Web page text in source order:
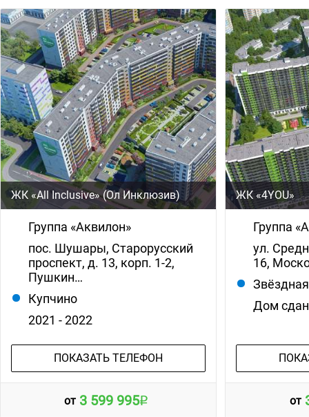
ЖК «All Inclusive» (Ол Инклюзив)
Группа «Аквилон»
пос. Шушары, Старорусский
проспект, д. 13, корп. 1-2,
Пушкин…
Купчино
2021 - 2022
ПОКАЗАТЬ ТЕЛЕФОН
от 3 599 995
ЖК «4YOU»
Группа
ул.
16,
Звёздная
Дом сдан
от